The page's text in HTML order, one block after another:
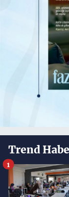
Trend
1